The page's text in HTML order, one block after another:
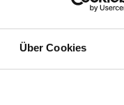
Über Cookies